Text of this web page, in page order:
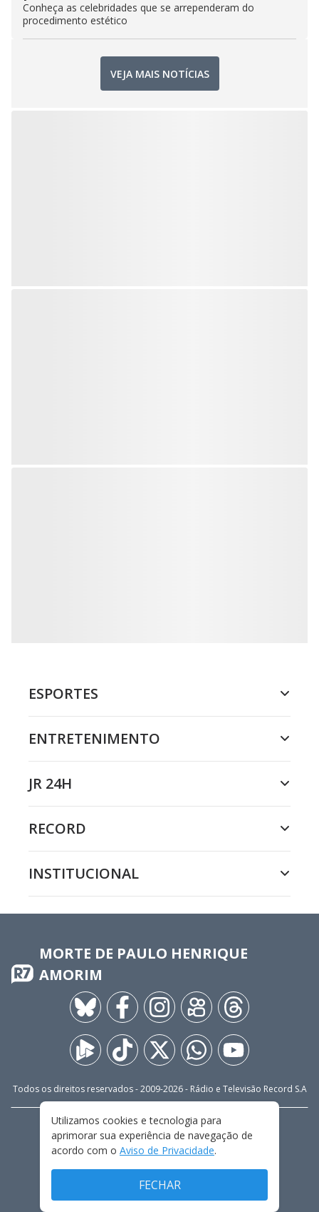
Conheça as celebridades que se arrependeram do
procedimento estético
VEJA MAIS NOTÍCIAS
ESPORTES
ENTRETENIMENTO
JR 24H
RECORD
INSTITUCIONAL
MORTE DE PAULO HENRIQUE
AMORIM
Todos os direitos reservados - 2009-2026- Rádio e Televisão Record S.A
FALE CONOSCO
PRIVACIDADE
TERMOS E CONDIÇÕES DE USO
Utilizamos cookies e tecnologia para
aprimorar sua experiência de navegação de
acordo com o Aviso de Privacidade.
FECHAR